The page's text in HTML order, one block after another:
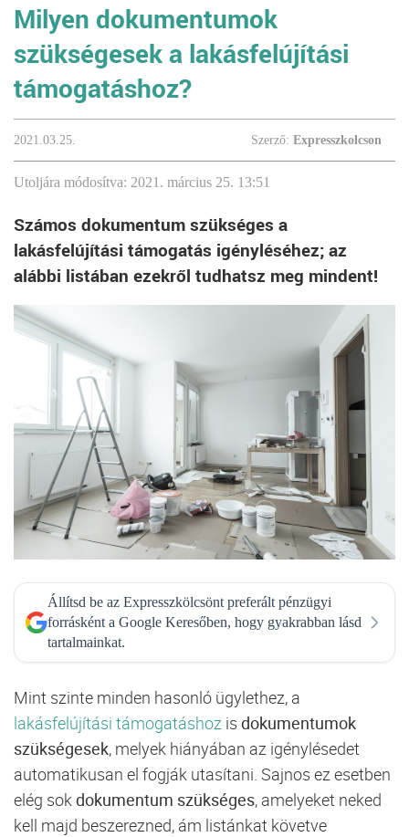
Milyen dokumentumok
szükségesek a lakásfelújítási
támogatáshoz?
2021.03.25. Szerző: Expresszkolcson
Utoljára módosítva: 2021. március 25. 13:51
Számos dokumentum szükséges a
lakásfelújítási támogatás igényléséhez; az
alábbi listában ezekről tudhatsz meg mindent!
Állítsd be az Expresszkölcsönt preferált pénzügyi
forrásként a Google Keresőben, hogy gyakrabban lásd
tartalmainkat.
Mint szinte minden hasonló ügylethez, a
lakásfelújítási támogatáshoz is dokumentumok
szükségesek, melyek hiányában az igénylésedet
automatikusan el fogják utasítani. Sajnos ez esetben
elég sok dokumentum szükséges, amelyeket neked
kell majd beszerezned, ám listánkat követve